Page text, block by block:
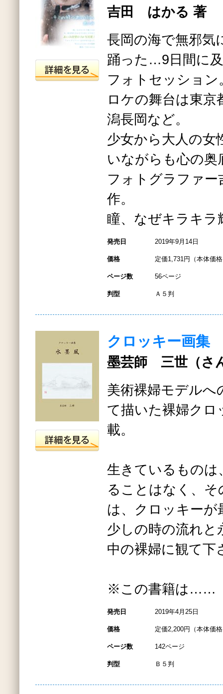
吉田 はかる 著
長岡の海で無邪気
踊った…9日間に
フォトセッション
ロケの舞台は東京
潟長岡など。
少女から大人の
いながらも心の
フォトグラファ
作。
瞳、なぜキラキ
発売日 2019年9月14日
価格 定価1,731円（本体価
ページ数 56ページ
判型 Ａ５判
クロッキー画集
墨芸師 三世（さ
美術裸婦モデルへ
て描いた裸婦クロ
載。
生きているものは
ることはなく、
は、クロッキー
少しの時の流れと
中の裸婦に観て下
※この書籍は……
発売日 2019年4月25日
価格 定価2,200円（本体価
ページ数 142ページ
判型 Ｂ５判